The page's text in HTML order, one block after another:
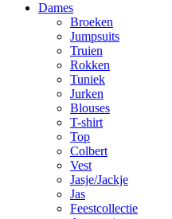
Dames
Broeken
Jumpsuits
Truien
Rokken
Tuniek
Jurken
Blouses
T-shirt
Top
Colbert
Vest
Jasje/Jackje
Jas
Feestcollectie